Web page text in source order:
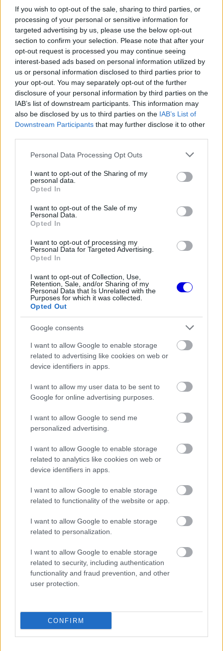
If you wish to opt-out of the sale, sharing to third parties, or
processing of your personal or sensitive information for
targeted advertising by us, please use the below opt-out
section to confirm your selection. Please note that after your
opt-out request is processed you may continue seeing
interest-based ads based on personal information utilized by
us or personal information disclosed to third parties prior to
your opt-out. You may separately opt-out of the further
disclosure of your personal information by third parties on the
IAB’s list of downstream participants. This information may
also be disclosed by us to third parties on the IAB’s List of
Downstream Participants that may further disclose it to other
Please note that this website/app uses one or more Google
not limited to your visit or usage behaviour. You may click to
grant or deny consent to Google and its third-party tags to
use your data for below specified purposes in below Google
consent section.
Personal Data Processing Opt Outs
I want to opt-out of the Sharing of my
personal data.
Opted In
I want to opt-out of the Sale of my
Personal Data.
Opted In
I want to opt-out of processing my
Personal Data for Targeted Advertising.
Opted In
I want to opt-out of Collection, Use,
Retention, Sale, and/or Sharing of my
Personal Data that Is Unrelated with the
Purposes for which it was collected.
Opted Out
Google consents
I want to allow Google to enable storage
related to advertising like cookies on web or
device identifiers in apps.
I want to allow my user data to be sent to
Google for online advertising purposes.
I want to allow Google to send me
personalized advertising.
I want to allow Google to enable storage
related to analytics like cookies on web or
device identifiers in apps.
I want to allow Google to enable storage
related to functionality of the website or app.
I want to allow Google to enable storage
related to personalization.
I want to allow Google to enable storage
related to security, including authentication
functionality and fraud prevention, and other
user protection.
CONFIRM
jobb, ha mindenki hozzászokik, ugyanis még jó
ideig itt leszek” – nyilatkozta Hamilton.
Video
Player
is
loading.
This
is
a
modal
The media could not be loaded, either because
the server or network failed or because the format
is not supported.
A pilóta egyáltalán nem foglalkozik a jövőjét
övező kritikákkal, és hosszabb távú tervekben
gondolkodik. „Sokan próbálnak már nyugdíjba
küldeni, ám ez meg sem fordul a fejemben, hiszen
már a következő öt évemet tervezem” – tette
hozzá mosolyogva.
EZEKET IS AJÁNLJUK
Döbbenetes adatgyűjtéssel
döntött a Ferrari Sainz és Ricciardo
között
Mika Hakkinen előtt
FORMA-1
Sainz visszatérne a Red Bullhoz,
A személyes jövőjén túl az istálló jelenlegi
mivel a Miamiban bevetett tíz elemből álló
agresszív fejlesztési csomag nem hozta meg a
várt áttörést. A Mercedes komolyabb újítások
Red Bull Racing
mutatott a floridai aszfaltcsíkon. A maranellóiak